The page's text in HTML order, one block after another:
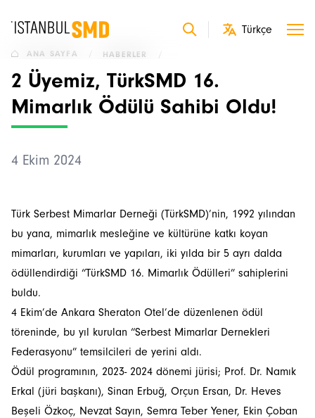
ANA SAYFA HABERLER /
2 Üyemiz, TürkSMD 16.
Mimarlık Ödülü Sahibi Oldu!
4 Ekim 2024
Türk Serbest Mimarlar Derneği (TürkSMD)’nin, 1992 yılından
bu yana, mimarlık mesleğine ve kültürüne katkı koyan
mimarları, kurumları ve yapıları, iki yılda bir 5 ayrı dalda
ödüllendirdiği “TürkSMD 16. Mimarlık Ödülleri” sahiplerini
buldu.
4 Ekim’de Ankara Sheraton Otel’de düzenlenen ödül
töreninde, bu yıl kurulan “Serbest Mimarlar Dernekleri
Federasyonu” temsilcileri de yerini aldı.
Ödül programının, 2023- 2024 dönemi jürisi; Prof. Dr. Namık
Erkal (jüri başkanı), Sinan Erbuğ, Orçun Ersan, Dr. Heves
Beşeli Özkoç, Nevzat Sayın, Semra Teber Yener, Ekin Çoban